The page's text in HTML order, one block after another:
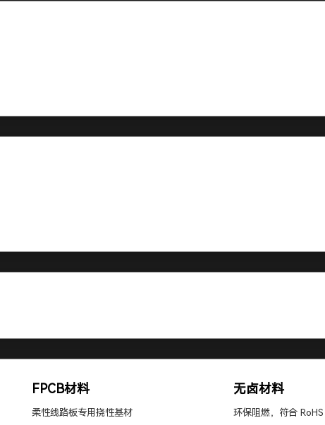
FPCB材料
柔性线路板专用挠性基材
无卤材料
环保阻燃，符合